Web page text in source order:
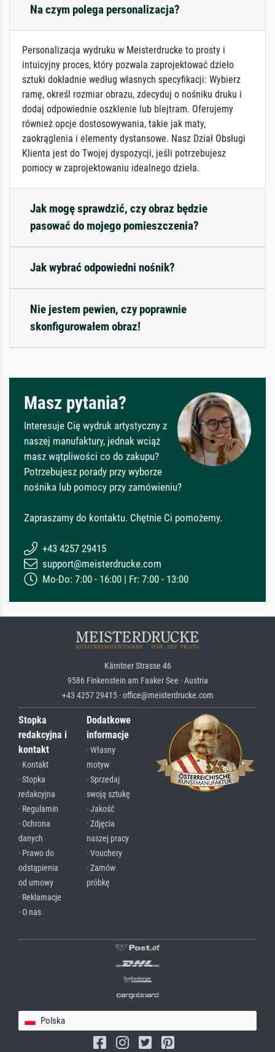
Na czym polega personalizacja?
Personalizacja wydruku w Meisterdrucke to prosty i
intuicyjny proces, który pozwala zaprojektować dzieło
sztuki dokładnie według własnych specyfikacji: Wybierz
ramę, określ rozmiar obrazu, zdecyduj o nośniku druku i
dodaj odpowiednie oszklenie lub blejtram. Oferujemy
również opcje dostosowywania, takie jak maty,
zaokrąglenia i elementy dystansowe. Nasz Dział Obsługi
Klienta jest do Twojej dyspozycji, jeśli potrzebujesz
pomocy w zaprojektowaniu idealnego dzieła.
Jak mogę sprawdzić, czy obraz będzie
pasować do mojego pomieszczenia?
Jak wybrać odpowiedni nośnik?
Nie jestem pewien, czy poprawnie
skonfigurowałem obraz!
Masz pytania?
Interesuje Cię wydruk artystyczny z
naszej manufaktury, jednak wciąż
masz wątpliwości co do zakupu?
Potrzebujesz porady przy wyborze
nośnika lub pomocy przy zamówieniu?
Zapraszamy do kontaktu. Chętnie Ci pomożemy.
+43 4257 29415
support@meisterdrucke.com
Mo-Do: 7:00 - 16:00 | Fr: 7:00 - 13:00
Kärntner Strasse 46
9586 Finkenstein am Faaker See · Austria
+43 4257 29415 · office@meisterdrucke.com
Stopka
redakcyjna i
kontakt
· Kontakt
· Stopka
redakcyjna
· Regulamin
· Ochrona
danych
· Prawo do
odstąpienia
od umowy
· Reklamacje
· O nas
Dodatkowe
informacje
· Własny
motyw
· Sprzedaj
swoją sztukę
· Jakość
· Zdjęcia
naszej pracy
· Vouchery
· Zamów
próbkę
Polska